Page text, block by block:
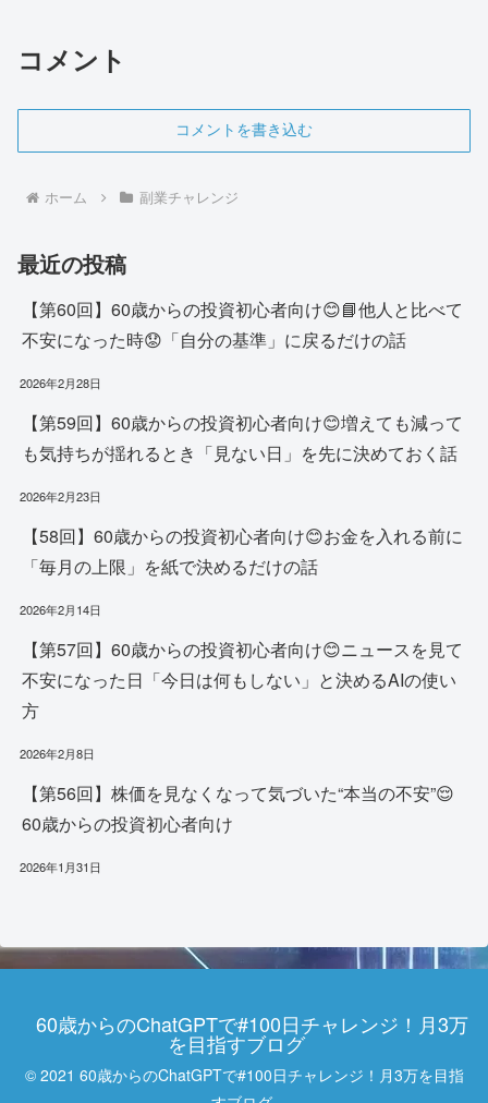
コメント
コメントを書き込む
ホーム 副業チャレンジ
最近の投稿
【第60回】60歳からの投資初心者向け😊📘他人と比べて
不安になった時😟「自分の基準」に戻るだけの話
2026年2月28日
【第59回】60歳からの投資初心者向け😊増えても減って
も気持ちが揺れるとき「見ない日」を先に決めておく話
2026年2月23日
【58回】60歳からの投資初心者向け😊お金を入れる前に
「毎月の上限」を紙で決めるだけの話
2026年2月14日
【第57回】60歳からの投資初心者向け😊ニュースを見て
不安になった日「今日は何もしない」と決めるAIの使い
方
2026年2月8日
【第56回】株価を見なくなって気づいた“本当の不安”😌
60歳からの投資初心者向け
2026年1月31日
60歳からのChatGPTで#100日チャレンジ！月3万
を目指すブログ
© 2021 60歳からのChatGPTで#100日チャレンジ！月3万を目指